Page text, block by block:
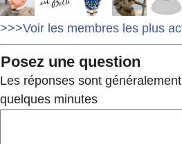
>>>Voir les membres les plus
Posez une question
Les réponses sont
quelques minutes